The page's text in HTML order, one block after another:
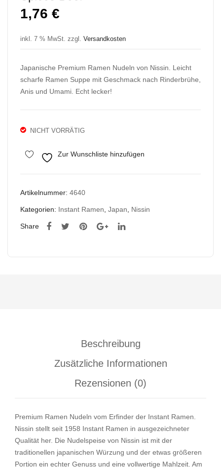
our
m
Tok
snu
1,76 €
inkl. 7 % MwSt. zzgl. Versandkosten
Japanische Premium Ramen Nudeln von Nissin. Leicht
scharfe Ramen Suppe mit Geschmack nach Rinderbrühe,
Anis und Umami. Echt lecker!
NICHT VORRÄTIG
Zur Wunschliste hinzufügen
Artikelnummer: 4640
Kategorien: Instant Ramen Japan Nissin
Share
Beschreibung
Zusätzliche Informationen
Rezensionen (0)
Premium Ramen Nudeln vom Erfinder der Instant Ramen.
Nissin stellt seit 1958 Instant Ramen in ausgezeichneter
Qualität her. Die Nudelspeise von Nissin ist mit der
traditionellen japanischen Würzung und der etwas größeren
Portion ein echter Genuss und eine vollwertige Mahlzeit. Am